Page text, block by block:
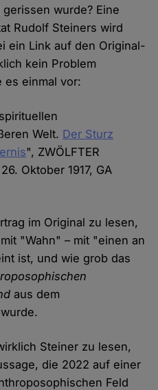
wurde? Eine
Rudolf Steiners wird
ein Link auf den Original-
kein Problem
es einmal vor:
Welt. Der Sturz
", ZWÖLFTER
Oktober 1917, GA
im Original zu lesen,
"Wahn" – mit "einen an
ist, und wie grob das
aus dem
Steiner zu lesen,
die 2022 auf einer
Feld